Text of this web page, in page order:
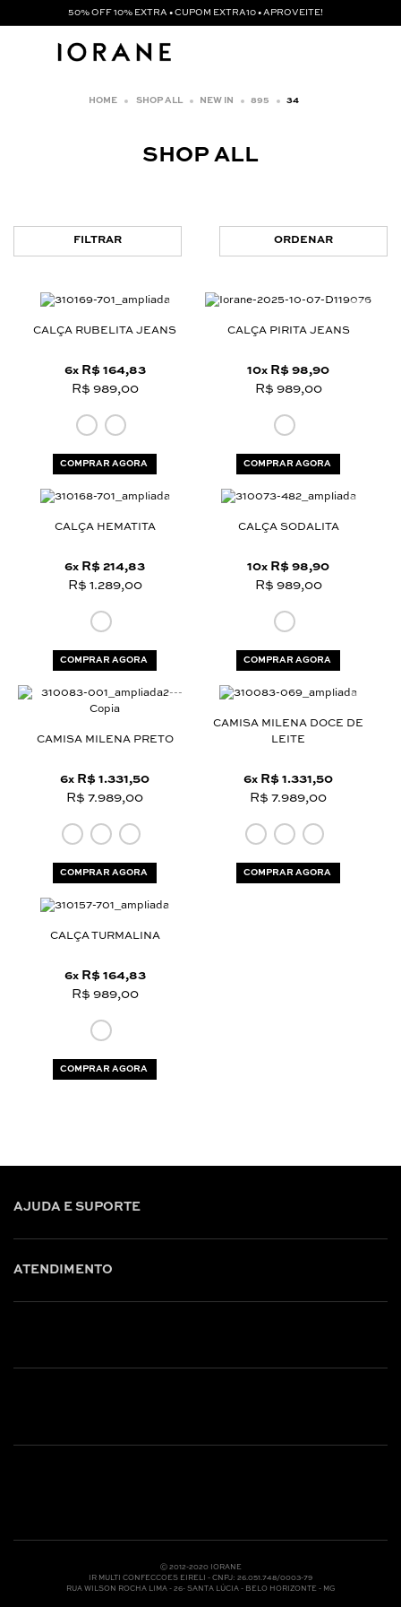
50% OFF 10% EXTRA • CUPOM EXTRA10 • APROVEITE!
SHOP ALL NEW IN 895 34
SHOP ALL
FILTRAR ORDENAR
CALÇA RUBELITA JEANS
6x R$ 164,83
R$ 989,00
COMPRAR AGORA
CALÇA PIRITA JEANS
10x R$ 98,90
R$ 989,00
COMPRAR AGORA
CALÇA HEMATITA
6x R$ 214,83
R$ 1.289,00
COMPRAR AGORA
CALÇA SODALITA
10x R$ 98,90
R$ 989,00
COMPRAR AGORA
CAMISA MILENA PRETO
6x R$ 1.331,50
R$ 7.989,00
COMPRAR AGORA
CAMISA MILENA DOCE DE
LEITE
6x R$ 1.331,50
R$ 7.989,00
COMPRAR AGORA
CALÇA TURMALINA
6x R$ 164,83
R$ 989,00
COMPRAR AGORA
AJUDA E SUPORTE
ATENDIMENTO
Nossas Lojas
Ⓒ 2012-2020 IORANE
IR MULTI CONFECCOES EIRELI - CNPJ: 26.051.748/0003-79
RUA WILSON ROCHA LIMA - 26- SANTA LÚCIA - BELO HORIZONTE - MG